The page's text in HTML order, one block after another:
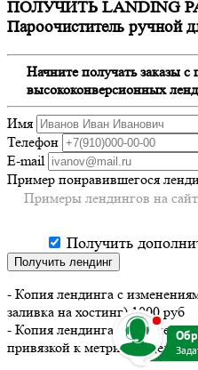
ПОЛУЧИТЬ LANDING
Пароочиститель ручной
Начните получать заказы
высококонверсионных
Имя
Телефон
E-mail
Пример понравившегося
Примеры лендингов на
Получить
Получить лендинг
- Копия лендинга с
заливка на хостинг) 1000 руб
- Копия лендинга с
привязкой к метрике и целям)
b